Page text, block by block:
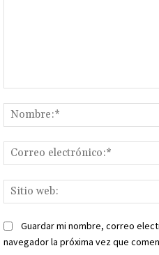
Guardar mi nombre, correo
navegador la próxima vez que